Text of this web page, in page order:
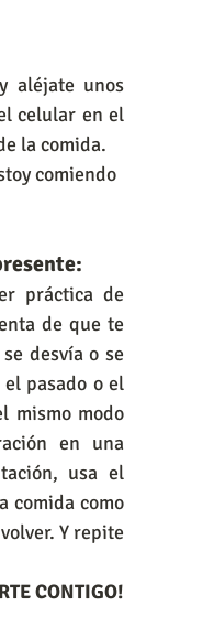
aléjate unos
celular en el
la comida.
comiendo
práctica de
de que te
desvía o se
pasado o el
mismo modo
en una
usa el
comida como
Y repite
CONTIGO!